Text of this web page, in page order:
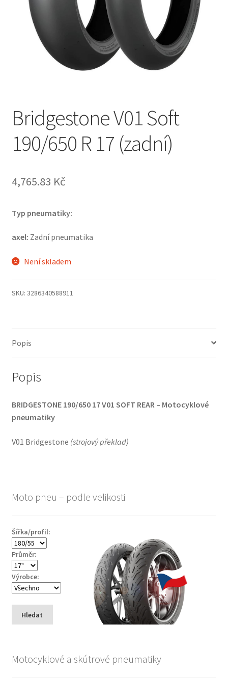
Bridgestone V01 Soft
190/650 R 17 (zadní)
4,765.83 Kč
Typ pneumatiky:
axel: Zadní pneumatika
Není skladem
SKU: 3286340588911
Popis
Popis
BRIDGESTONE 190/650 17 V01 SOFT REAR – Motocyklové
pneumatiky
V01 Bridgestone (strojový překlad)
Moto pneu – podle velikosti
Šířka/profil:
Průměr:
Výrobce:
Hledat
Motocyklové a skútrové pneumatiky